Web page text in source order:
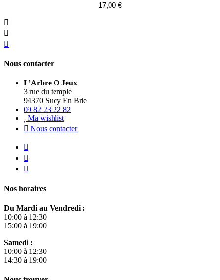
17,00 €
Nous contacter
L’Arbre O Jeux
3 rue du temple
94370 Sucy En Brie
09 82 23 22 82
Ma wishlist
Nous contacter
Nos horaires
Du Mardi au Vendredi :
10:00 à 12:30
15:00 à 19:00
Samedi :
10:00 à 12:30
14:30 à 19:00